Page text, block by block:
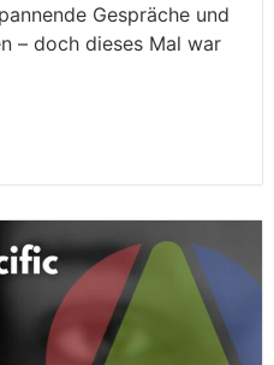
Gespräche und
– doch dieses Mal war